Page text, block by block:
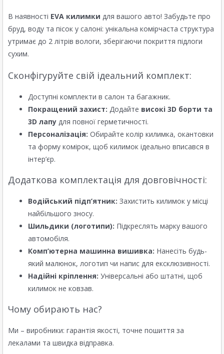
В наявності EVA килимки для вашого авто! Забудьте про
бруд, воду та пісок у салоні: унікальна комірчаста структура
утримає до 2 літрів вологи, зберігаючи покриття підлоги
сухим.
Сконфігуруйте свій ідеальний комплект:
Доступні комплекти в салон та багажник.
Покращений захист: Додайте високі 3D борти та
3D лапу для повної герметичності.
Персоналізація: Обирайте колір килимка, окантовки
та форму комірок, щоб килимок ідеально вписався в
інтер’єр.
Додаткова комплектація для довговічності:
Водійський підп’ятник: Захистить килимок у місці
найбільшого зносу.
Шильдики (логотипи): Підкреслять марку вашого
автомобіля.
Комп’ютерна машинна вишивка: Нанесіть будь-
який малюнок, логотип чи напис для ексклюзивності.
Надійні кріплення: Універсальні або штатні, щоб
килимок не ковзав.
Чому обирають нас?
Ми – виробники: гарантія якості, точне пошиття за
лекалами та швидка відправка.